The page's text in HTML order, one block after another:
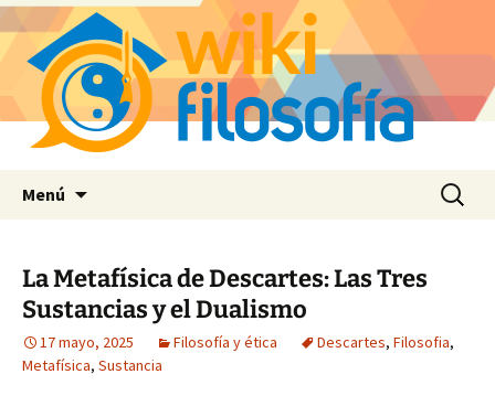
Menú Buscar:
La Metafísica de Descartes: Las Tres
Sustancias y el Dualismo
17 mayo, 2025 Filosofía y ética Descartes, Filosofia,
Metafísica, Sustancia